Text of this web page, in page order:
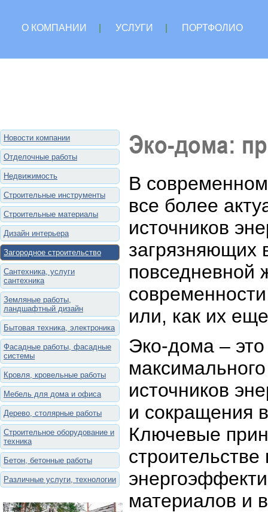
О КОМПАНИИ УСЛУГИ
ПОРТФОЛИО
Новости компании
Отделочные работы
Недвижимость
Строительные инструменты
Строительные материалы
Дизайн интерьера
Загородное строительство
Сантехника, услуги
сантехника
Земляные работы,
ландшафтный дизайн
Бытовая техника, электроника
Фасадные работы, фасадные
системы
Кровля, кровельные работы
Мебель для дома и офиса
Дерево, столярные работы
Строительное оборудование и
техника
Бетон, бетонные работы
Различные услуги, технологии
Эко-дома:
В
все более
источников
загрязняющих
повседневной
или, как их
Эко-дома – это
источников
и сокращения
Ключевые
материалов и